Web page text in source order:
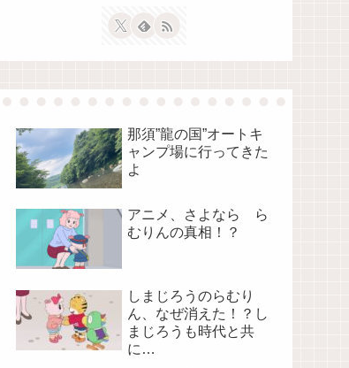
那須”龍の国”オートキ
ャンプ場に行ってきた
よ
アニメ、さよなら ら
むりんの真相！？
しまじろうのらむり
ん、なぜ消えた！？し
まじろうも時代と共
に…